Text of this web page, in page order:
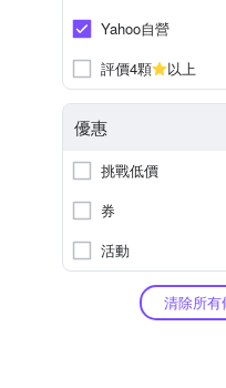
Yahoo自營
評價4顆
以上
優惠
挑戰低價
券
活動
清除所有